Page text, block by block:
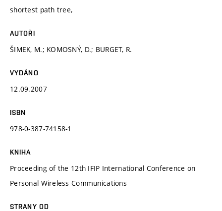
shortest path tree,
AUTOŘI
ŠIMEK, M.; KOMOSNÝ, D.; BURGET, R.
VYDÁNO
12.09.2007
ISBN
978-0-387-74158-1
KNIHA
Proceeding of the 12th IFIP International Conference on
Personal Wireless Communications
STRANY OD